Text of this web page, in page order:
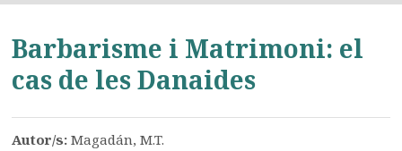
Barbarisme i Matrimoni: el
cas de les Danaides
Autor/s:Magadán, M.T.